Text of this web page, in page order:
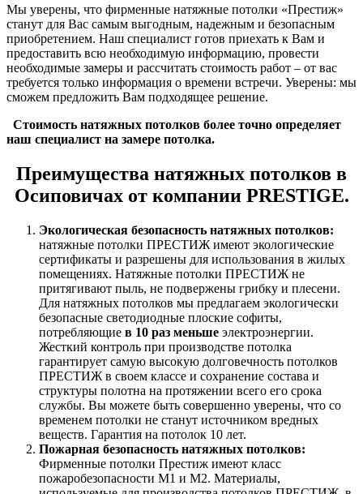
Мы уверены, что фирменные натяжные потолки «Престиж»
станут для Вас самым выгодным, надежным и безопасным
приобретением. Наш специалист готов приехать к Вам и
предоставить всю необходимую информацию, провести
необходимые замеры и рассчитать стоимость работ – от вас
требуется только информация о времени встречи. Уверены: мы
сможем предложить Вам подходящее решение.
Стоимость натяжных потолков более точно определяет
наш специалист на замере потолка.
Преимущества натяжных потолков в
Осиповичах от компании PRESTIGE.
Экологическая безопасность натяжных потолков:
натяжные потолки ПРЕСТИЖ имеют экологические
сертификаты и разрешены для использования в жилых
помещениях. Натяжные потолки ПРЕСТИЖ не
притягивают пыль, не подвержены грибку и плесени.
Для натяжных потолков мы предлагаем экологически
безопасные светодиодные плоские софиты,
потребляющие в 10 раз меньше электроэнергии.
Жесткий контроль при производстве потолка
гарантирует самую высокую долговечность потолков
ПРЕСТИЖ в своем классе и сохранение состава и
структуры полотна на протяжении всего его срока
службы. Вы можете быть совершенно уверены, что со
временем потолки не станут источником вредных
веществ. Гарантия на потолок 10 лет.
Пожарная безопасность натяжных потолков:
Фирменные потолки Престиж имеют класс
пожаробезопасности М1 и М2. Материалы,